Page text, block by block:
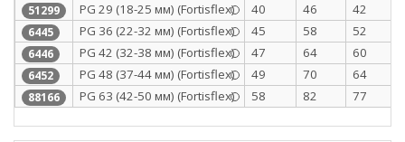
51299 PG 29 (18-25 мм) (Fortisflex) 40 46 42
6445 PG 36 (22-32 мм) (Fortisflex) 45 58 52
6446 PG 42 (32-38 мм) (Fortisflex) 47 64 60
6452 PG 48 (37-44 мм) (Fortisflex) 49 70 64
88166 PG 63 (42-50 мм) (Fortisflex) 58 82 77